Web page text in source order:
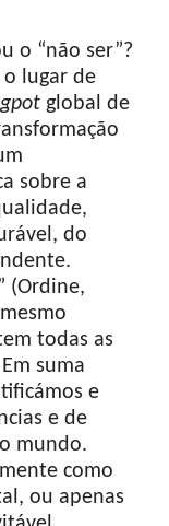
o “não ser”?
lugar de
pot global de
sobre a
do
(Ordine,
todas as
suma
e
e de
mundo.
como
ou apenas